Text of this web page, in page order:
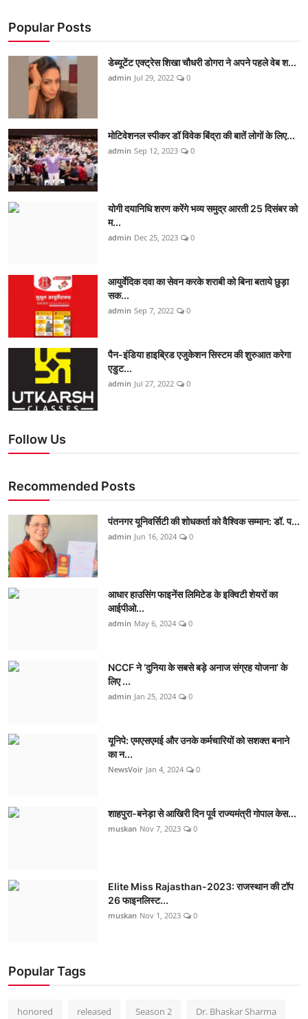
Popular Posts
डेब्यूटेंट एक्ट्रेस शिखा चौधरी डोगरा ने अपने पहले वेब श...
admin Jul 29, 2022 0
मोटिवेशनल स्पीकर डॉ विवेक बिंद्रा की बातें लोगों के लिए...
admin Sep 12, 2023 0
योगी दयानिधि शरण करेंगे भव्य समुद्र आरती 25 दिसंबर को
म...
admin Dec 25, 2023 0
आयुर्वेदिक दवा का सेवन करके शराबी को बिना बताये छुड़ा
सक...
admin Sep 7, 2022 0
पैन-इंडिया हाइब्रिड एजुकेशन सिस्टम की शुरुआत करेगा
एडुट...
admin Jul 27, 2022 0
Follow Us
Recommended Posts
पंतनगर यूनिवर्सिटी की शोधकर्ता को वैश्विक सम्मान: डॉ. प...
admin Jun 16, 2024 0
आधार हाउसिंग फाइनेंस लिमिटेड के इक्विटी शेयरों का
आईपीओ...
admin May 6, 2024 0
NCCF ने ‘दुनिया के सबसे बड़े अनाज संग्रह योजना’ के
लिए ...
admin Jan 25, 2024 0
यूनिपे: एमएसएमई और उनके कर्मचारियों को सशक्त बनाने
का न...
NewsVoir Jan 4, 2024 0
शाहपुरा-बनेड़ा से आखिरी दिन पूर्व राज्यमंत्री गोपाल केस...
muskan Nov 7, 2023 0
Elite Miss Rajasthan-2023: राजस्थान की टॉप
26 फाइनलिस्ट...
muskan Nov 1, 2023 0
Popular Tags
honored released Season 2 Dr. Bhaskar Sharma